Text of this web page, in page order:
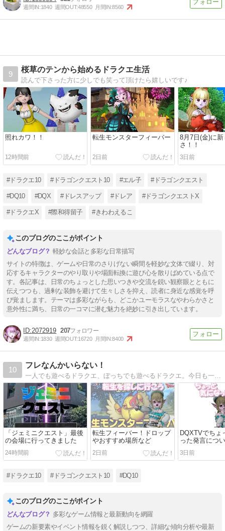
週間IN:1840 週間OUT:48550 月間IN:8560
9
桜草のテンから始めるドラクエ生活
読んで下さった方に少しでも笑って頂けたら嬉しいです♪
照れカワ！！
12時間前
転生モンスターフィーバー
2日前
8月7日(金)に
さ！！
3日前
#ドラクエ10 #ドラゴンクエスト10 #エル子 #ドラゴンクエスト
#DQ10 #DQX #ドレスアップ #ドレア #ドラゴンクエストX
#ドラクエX #際和得留子 #きわわえるこ
このブログのここがポイント
軽妙な会話と多彩な日常描写
サイトの特徴は、ゲームや日常のさりげない瞬間を軽妙な文体で綴り、対
応するキャラクターのやり取りや場面転換に遊び心を散りばめている点で
す。各記事は、日常のちょっとした思いつきや交流を鋭い観察眼とともに
伝えつつも、過剰な装飾を避けて生々しさを抑え、読者に身近な感覚を呼
び覚まします。テーマは多彩ながらも、どこかユーモラスなやわらかさと
意外性に満ち、日常の一コマに潜む魅力を絶妙に引き出しています。
2072919 207
週間IN:1830 週間OUT:16720 月間IN:8400
10
フレなんかいらない！
一人でも遊べるドラクエ、ぼっちでも遊べるドラクエ。今日も一人楽しくアストルティアを冒険中！
「ジェミニクエスト」最後
の会場に行ってきました
24時間前
転生フィーバー！ドロップ
やおすすめ場所など
2日前
DQXTVでちょ
った発言につ
3日前
#ドラクエ10 #ドラゴンクエスト10 #DQ10
このブログのここがポイント
多彩なゲーム情報と最新動向を網羅
ゲームの新要素やイベント情報を鋭く解説しつつ、詳細な傾向分析や最新